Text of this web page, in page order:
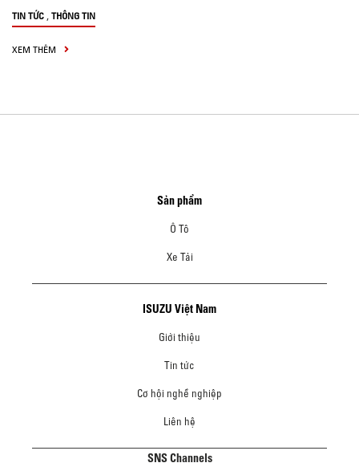
TIN TỨC , THÔNG TIN
XEM THÊM
Sản phẩm
Ô Tô
Xe Tải
ISUZU Việt Nam
Giới thiệu
Tin tức
Cơ hội nghề nghiệp
Liên hệ
SNS Channels